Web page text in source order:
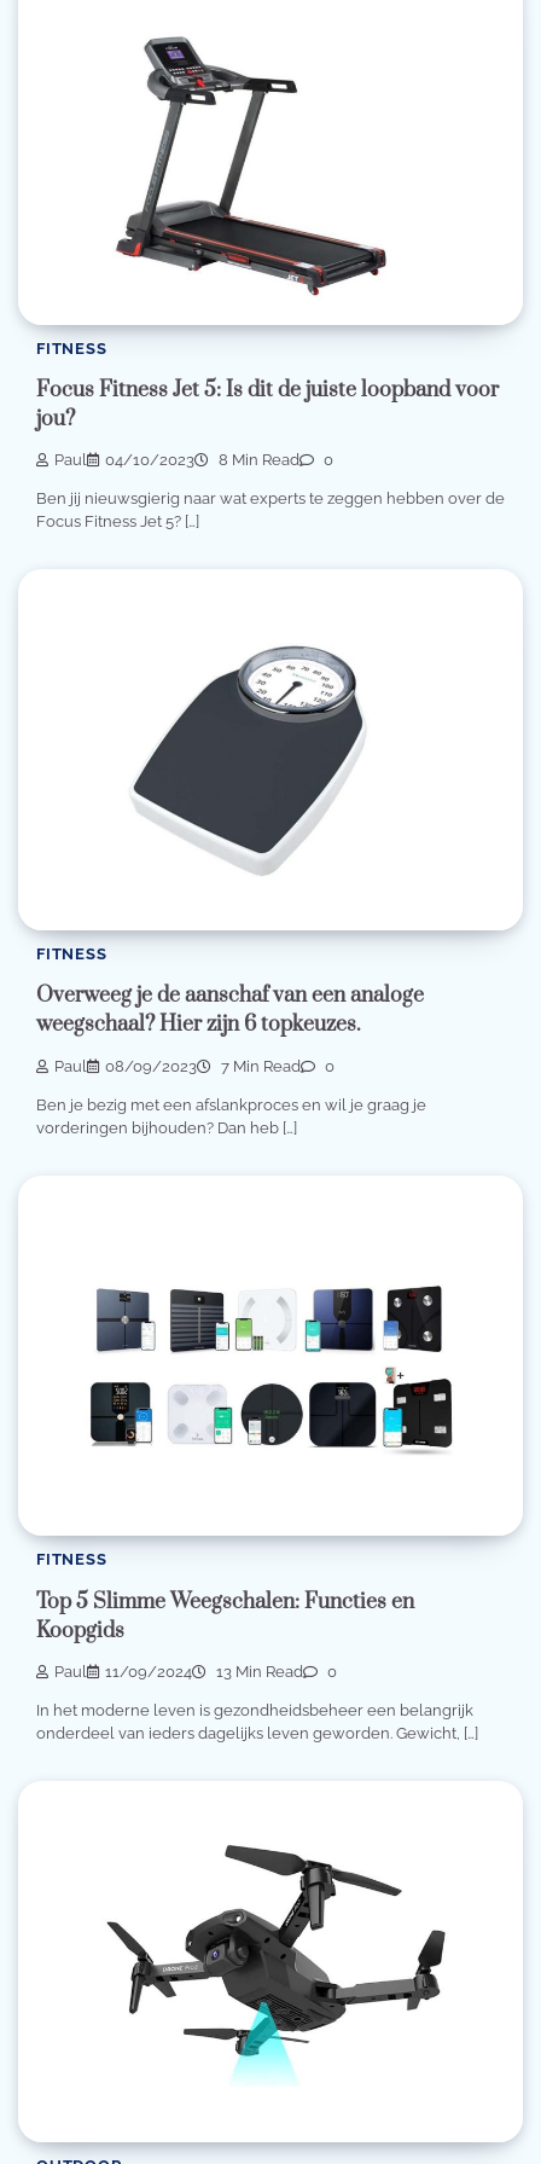
FITNESS
Focus Fitness Jet 5: Is dit de juiste loopband voor
jou?
Paul 04/10/2023 8 Min Read 0
Ben jij nieuwsgierig naar wat experts te zeggen hebben over de
Focus Fitness Jet 5? […]
FITNESS
Overweeg je de aanschaf van een analoge
weegschaal? Hier zijn 6 topkeuzes.
Paul 08/09/2023 7 Min Read 0
Ben je bezig met een afslankproces en wil je graag je
vorderingen bijhouden? Dan heb […]
FITNESS
Top 5 Slimme Weegschalen: Functies en
Koopgids
Paul 11/09/2024 13 Min Read 0
In het moderne leven is gezondheidsbeheer een belangrijk
onderdeel van ieders dagelijks leven geworden. Gewicht, […]